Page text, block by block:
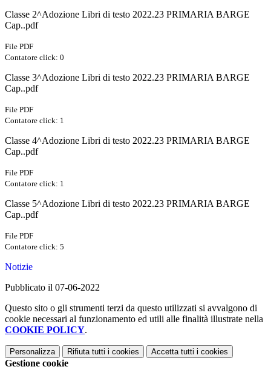
Classe 2^Adozione Libri di testo 2022.23 PRIMARIA BARGE
Cap..pdf
File PDF
Contatore click: 0
Classe 3^Adozione Libri di testo 2022.23 PRIMARIA BARGE
Cap..pdf
File PDF
Contatore click: 1
Classe 4^Adozione Libri di testo 2022.23 PRIMARIA BARGE
Cap..pdf
File PDF
Contatore click: 1
Classe 5^Adozione Libri di testo 2022.23 PRIMARIA BARGE
Cap..pdf
File PDF
Contatore click: 5
Notizie
Pubblicato il 07-06-2022
Questo sito o gli strumenti terzi da questo utilizzati si avvalgono di
cookie necessari al funzionamento ed utili alle finalità illustrate nella
COOKIE POLICY.
Personalizza Rifiuta tutti i cookies Accetta tutti i cookies
Gestione cookie